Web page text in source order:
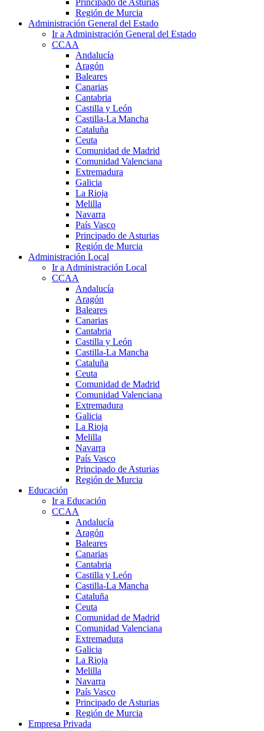
Región de Murcia
Administración General del Estado
Ir a Administración General del Estado
CCAA
Andalucía
Aragón
Baleares
Canarias
Cantabria
Castilla y León
Castilla-La Mancha
Cataluña
Ceuta
Comunidad de Madrid
Comunidad Valenciana
Extremadura
Galicia
La Rioja
Melilla
Navarra
País Vasco
Principado de Asturias
Región de Murcia
Administración Local
Ir a Administración Local
CCAA
Andalucía
Aragón
Baleares
Canarias
Cantabria
Castilla y León
Castilla-La Mancha
Cataluña
Ceuta
Comunidad de Madrid
Comunidad Valenciana
Extremadura
Galicia
La Rioja
Melilla
Navarra
País Vasco
Principado de Asturias
Región de Murcia
Educación
Ir a Educación
CCAA
Andalucía
Aragón
Baleares
Canarias
Cantabria
Castilla y León
Castilla-La Mancha
Cataluña
Ceuta
Comunidad de Madrid
Comunidad Valenciana
Extremadura
Galicia
La Rioja
Melilla
Navarra
País Vasco
Principado de Asturias
Región de Murcia
Empresa Privada